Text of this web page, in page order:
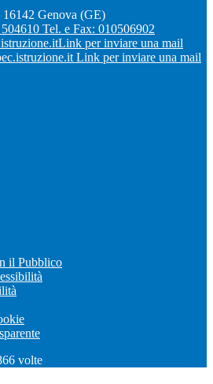
Genova (GE)
Tel. e Fax: 010506902
Link per inviare una mail
Link per inviare una mail
il Pubblico
volte